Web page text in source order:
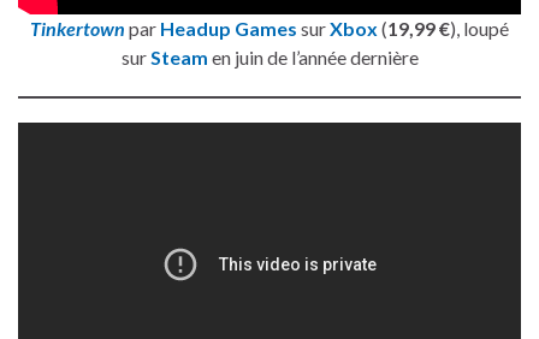
Tinkertown par Headup Games surXbox (19,99 €), loupé
surSteam en juin de l’année dernière